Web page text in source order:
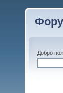
Добро